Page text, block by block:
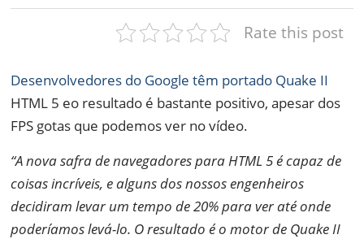
AMD
ATI
NVIDIA
SOFTWARE
NOTEBOOKS
TABLETS
IOS
NOKIA
JOGOS
DOWNLOADS
ANÁLISE
Rate this post
Desenvolvedores do Google têm portado Quake II
HTML 5 eo resultado é bastante positivo, apesar dos
FPS gotas que podemos ver no vídeo.
“A nova safra de navegadores para HTML 5 é capaz de
coisas incríveis, e alguns dos nossos engenheiros
decidiram levar um tempo de 20% para ver até onde
poderíamos levá-lo. O resultado é o motor de Quake II